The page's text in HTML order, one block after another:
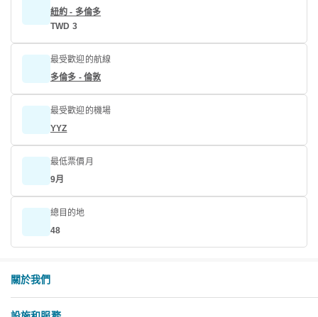
紐約 - 多倫多
TWD 3
最受歡迎的航線
多倫多 - 倫敦
最受歡迎的機場
YYZ
最低票價月
9月
總目的地
48
關於我們